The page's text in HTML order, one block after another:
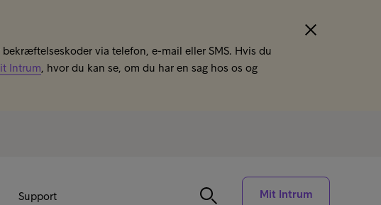
via telefon, e-mail eller SMS. Hvis du
Intrum, hvor du kan se, om du har en sag hos os og
Support Mit Intrum